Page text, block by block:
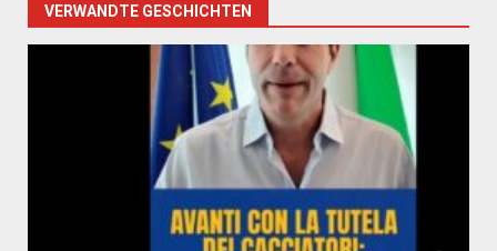
VERWANDTE GESCHICHTEN